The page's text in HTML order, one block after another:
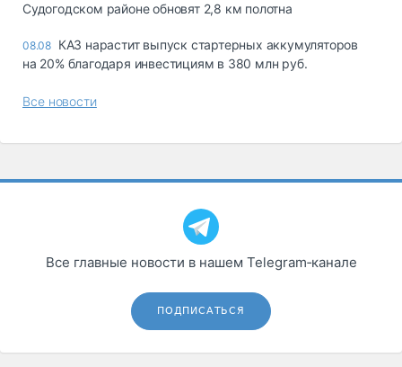
Судогодском районе обновят 2,8 км полотна
08.08 КАЗ нарастит выпуск стартерных аккумуляторов
на 20% благодаря инвестициям в 380 млн руб.
Все новости
Все главные новости в нашем Telegram‑канале
ПОДПИСАТЬСЯ